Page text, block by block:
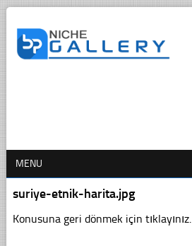
MENU
suriye-etnik-harita.jpg
Konusuna geri dönmek için tıklayınız.